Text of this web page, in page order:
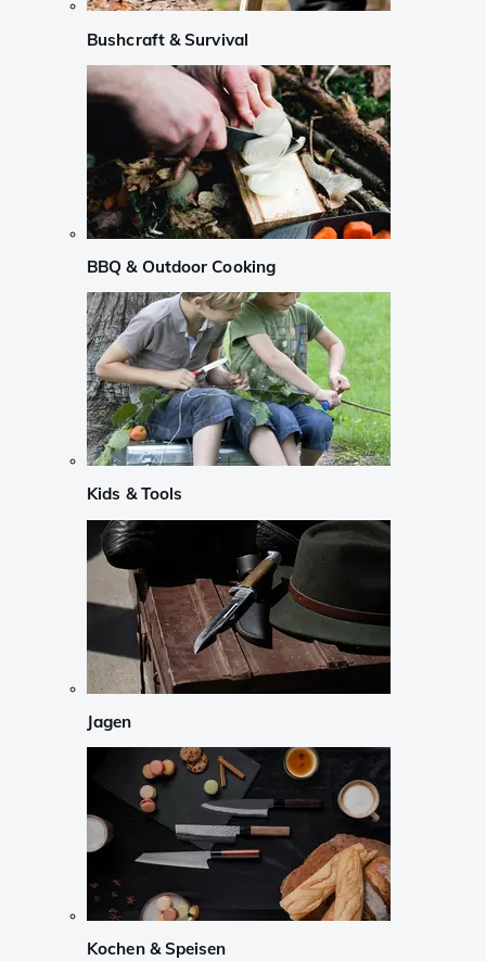
Bushcraft & Survival
BBQ & Outdoor Cooking
Kids & Tools
Jagen
Kochen & Speisen